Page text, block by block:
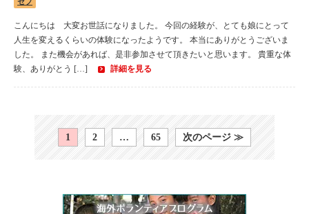
こんにちは 大変お世話になりました。 今回の経験が、とても娘にとって
人生を変えるくらいの体験になったようです。 本当にありがとうございま
した。 また機会があれば、是非参加させて頂きたいと思います。 貴重な体
験、ありがとう […]
詳細を見る
1 2 … 65 次のページ ≫